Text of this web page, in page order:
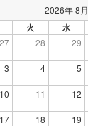
2026年 8月
火 水
27 28 29
3 4 5
10 11 12
17 18 19